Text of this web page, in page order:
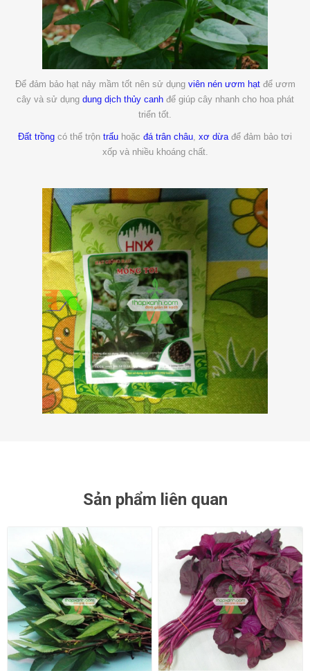
Để đảm bảo hạt nảy mầm tốt nên sử dụng viên nén ươm hạtđể ươm
cây và sử dụng dung dịch thủy canhđể giúp cây nhanh cho hoa phát
triển tốt.
Đất trồng có thể trộn trấu hoặc đá trân châu xơ dừa để đảm bảo tơi
xốp và nhiều khoáng chất.
Sản phẩm liên quan